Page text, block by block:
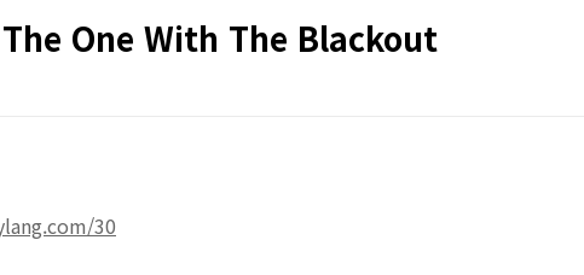
One With The Blackout
30